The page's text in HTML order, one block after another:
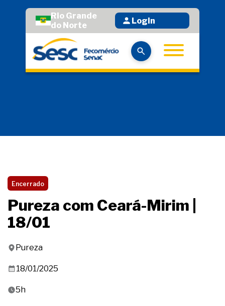
Rio Grande
do Norte
Login
Encerrado
Pureza com Ceará-Mirim |
18/01
Pureza
18/01/2025
5h